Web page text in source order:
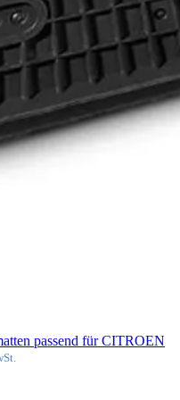
passend für CITROEN